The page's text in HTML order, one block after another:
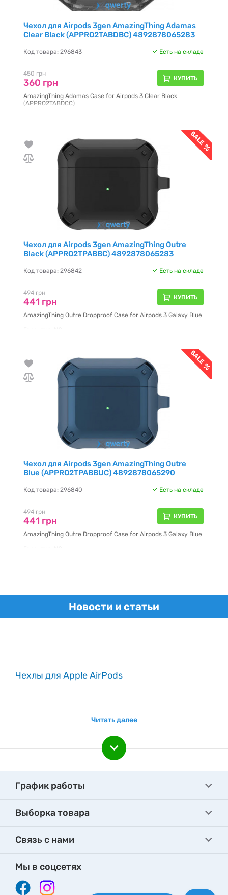
Чехол для Airpods 3gen AmazingThing Adamas
Clear Black (APPRO2TABDBC) 4892878065283
Код товара: 296843 Есть на складе
450 грн
360 грн КУПИТЬ
AmazingThing Adamas Case for Airpods 3 Clear Black
(APPRO2TABDCC)
Чехол для Airpods 3gen AmazingThing Outre
Black (APPRO2TPABBC) 4892878065283
Код товара: 296842 Есть на складе
494 грн
441 грн КУПИТЬ
AmazingThing Outre Dropproof Case for Airpods 3 Galaxy Blue
Чехол для Airpods 3gen AmazingThing Outre
Blue (APPRO2TPABBUC) 4892878065290
Код товара: 296840 Есть на складе
494 грн
441 грн КУПИТЬ
AmazingThing Outre Dropproof Case for Airpods 3 Galaxy Blue
Новости и статьи
Чехлы для Apple AirPods
Читать далее
График работы
Выборка товара
Связь с нами
Мы в соцсетях